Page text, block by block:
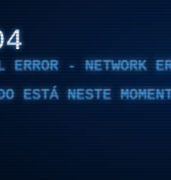
- NETWORK
ESTÁ NESTE